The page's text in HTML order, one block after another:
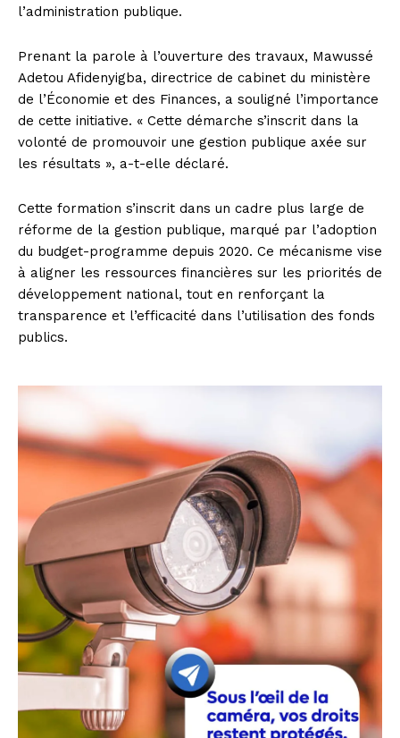
l’administration publique.
Prenant la parole à l’ouverture des travaux, Mawussé
Adetou Afidenyigba, directrice de cabinet du ministère
de l’Économie et des Finances, a souligné l’importance
de cette initiative. « Cette démarche s’inscrit dans la
volonté de promouvoir une gestion publique axée sur
les résultats », a-t-elle déclaré.
Cette formation s’inscrit dans un cadre plus large de
réforme de la gestion publique, marqué par l’adoption
du budget-programme depuis 2020. Ce mécanisme vise
à aligner les ressources financières sur les priorités de
développement national, tout en renforçant la
transparence et l’efficacité dans l’utilisation des fonds
publics.